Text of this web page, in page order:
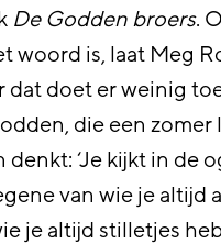
De Godden broers.
woord is, laat Meg
dat doet er weinig
die een
‘Je kijkt in de
van wie je altijd
je altijd stilletjes